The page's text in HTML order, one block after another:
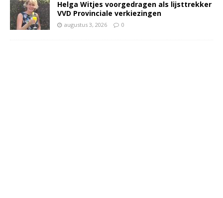
Helga Witjes voorgedragen als lijsttrekker
VVD Provinciale verkiezingen
augustus 3, 2026 0